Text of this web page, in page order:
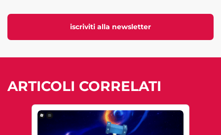
iscriviti alla newsletter
ARTICOLI CORRELATI